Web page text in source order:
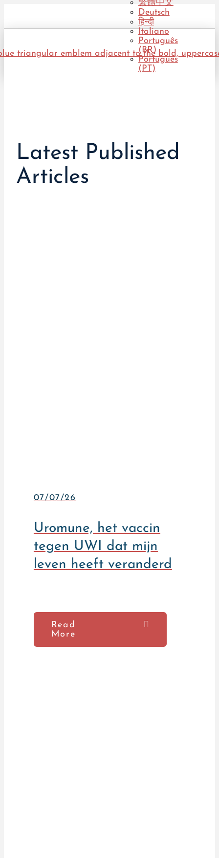
繁體中文
Deutsch
हिन्दी
Italiano
Português
(BR)
Português
(PT)
Latest Published
Articles
07/07/26
Uromune, het vaccin
tegen UWI dat mijn
leven heeft veranderd
Read
More